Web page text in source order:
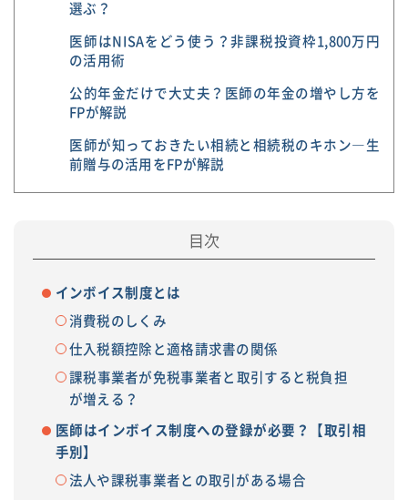
選ぶ？
医師はNISAをどう使う？非課税投資枠1,800万円
の活用術
公的年金だけで大丈夫？医師の年金の増やし方を
FPが解説
医師が知っておきたい相続と相続税のキホン―生
前贈与の活用をFPが解説
インボイス制度とは
消費税のしくみ
仕入税額控除と適格請求書の関係
課税事業者が免税事業者と取引すると税負担
が増える？
医師はインボイス制度への登録が必要？【取引相
手別】
法人や課税事業者との取引がある場合